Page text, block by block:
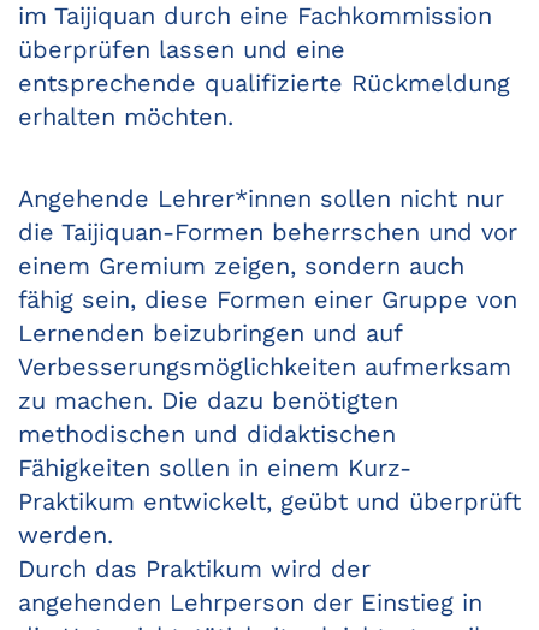
im Taijiquan durch eine Fachkommission
überprüfen lassen und eine
entsprechende qualifizierte Rückmeldung
erhalten möchten.
Angehende Lehrer*innen sollen nicht nur
die Taijiquan-Formen beherrschen und vor
einem Gremium zeigen, sondern auch
fähig sein, diese Formen einer Gruppe von
Lernenden beizubringen und auf
Verbesserungsmöglichkeiten aufmerksam
zu machen. Die dazu benötigten
methodischen und didaktischen
Fähigkeiten sollen in einem Kurz-
Praktikum entwickelt, geübt und überprüft
werden.
Durch das Praktikum wird der
angehenden Lehrperson der Einstieg in